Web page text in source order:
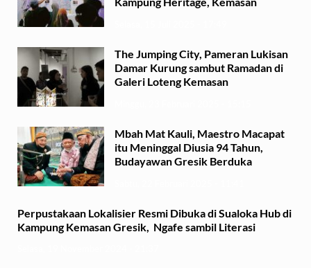
The Jumping City, Pameran Lukisan
Damar Kurung sambut Ramadan di
Galeri Loteng Kemasan
Mbah Mat Kauli, Maestro Macapat
itu Meninggal Diusia 94 Tahun,
Budayawan Gresik Berduka
Perpustakaan Lokalisier Resmi Dibuka di Sualoka Hub di
Kampung Kemasan Gresik, Ngafe sambil Literasi